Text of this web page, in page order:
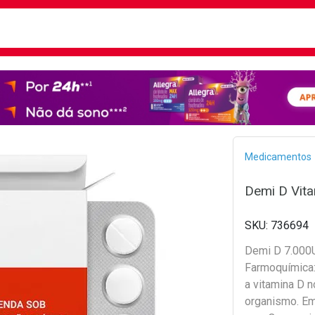
Medicamentos
Demi D
736694
Demi D
a vitamina D
organismo.